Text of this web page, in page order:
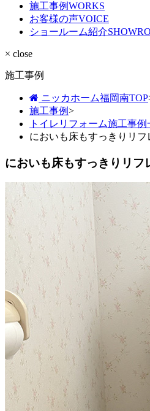
施工事例WORKS
お客様の声VOICE
ショールーム紹介
× close
施工事例
ニッカホーム福岡南TOP
施工事例>
トイレリフォーム施工事例
においも床もすっきりリ
においも床もすっきりリフ